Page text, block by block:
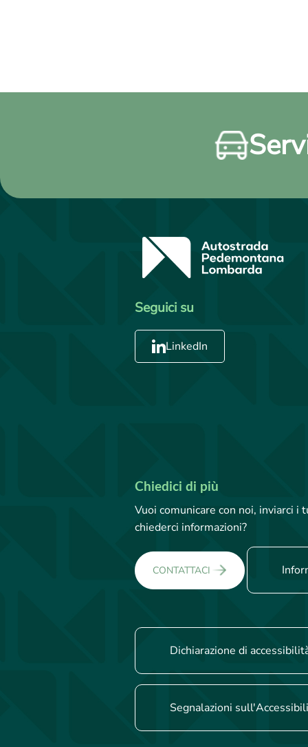
Seguici su
LinkedIn
Chiedici di più
Vuoi comunicare con noi, inviarci
chiederci informazioni?
CONTATTACI
Dichiarazione di
Segnalazioni